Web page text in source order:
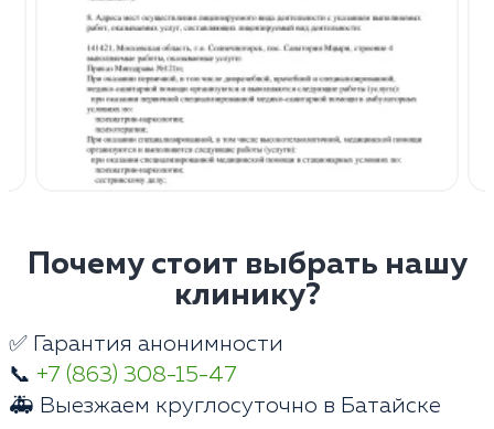
Почему стоит выбрать нашу
клинику?
✅ Гарантия анонимности
📞 +7 (863) 308-15-47
🚑 Выезжаем круглосуточно в Батайске